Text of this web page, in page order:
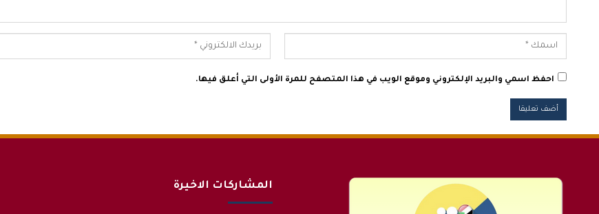
احفظ اسمي والبريد الإلكتروني وموقع الويب في هذا المتصفح للمرة الأولى التي أعلق فيها.
المشاركات الاخيرة